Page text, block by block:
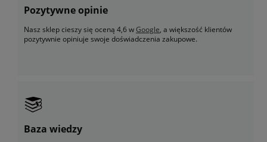
Pozytywne opinie
Nasz sklep cieszy się oceną 4,6 wGoogle, a większość klientów
pozytywnie opiniuje swoje doświadczenia zakupowe.
Baza wiedzy